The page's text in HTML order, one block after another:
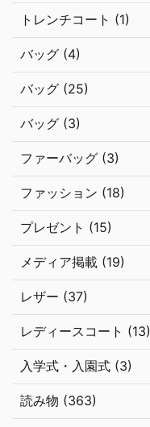
トレンチコート (1)
バッグ (4)
バッグ (25)
バッグ (3)
ファーバッグ (3)
ファッション (18)
プレゼント (15)
メディア掲載 (19)
レザー (37)
レディースコート (13)
入学式・入園式 (3)
読み物 (363)